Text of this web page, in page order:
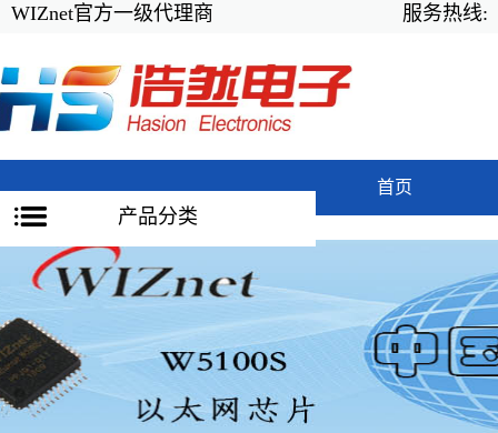
WIZnet官方一级代理商 服务热线:
产品分类
首页